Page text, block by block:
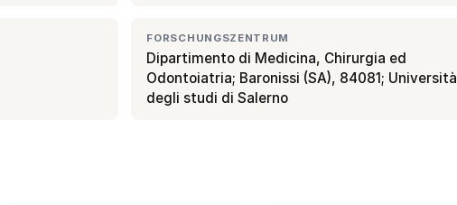
FORSCHUNGSZENTRUM
Dipartimento di Medicina, Chirurgia ed
Odontoiatria; Baronissi (SA), 84081; Università
degli studi di Salerno